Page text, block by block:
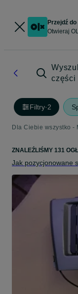
Przejdź
Otwieraj
części
Filtry·2
Dla Ciebie wszystko -
ZNALEŹLIŚMY 131
Jak pozycjonowane